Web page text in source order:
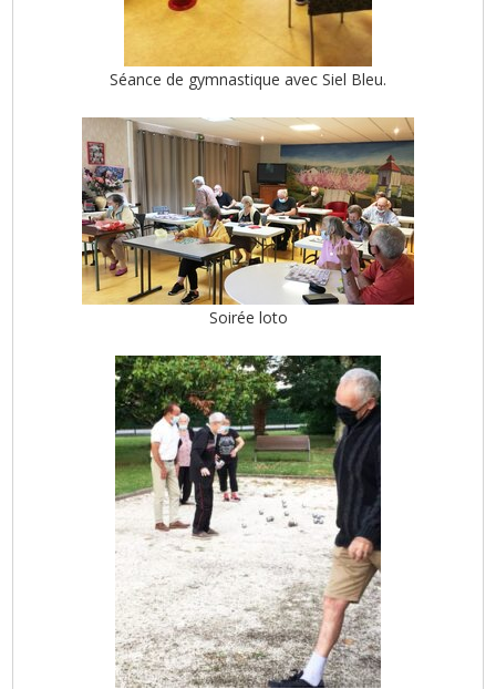
Séance de gymnastique avec Siel Bleu.
Soirée loto